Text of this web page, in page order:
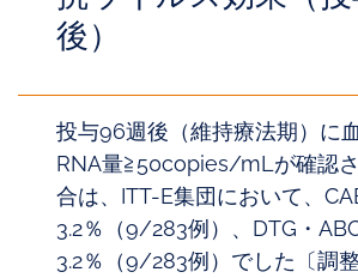
後）
投与96週後（維持療法期）に
RNA量≧50copies/mLが確認
合は、ITT-E集団において、
3.2％（9/283例）、DTG・
3.2％（9/283例）でした〔調